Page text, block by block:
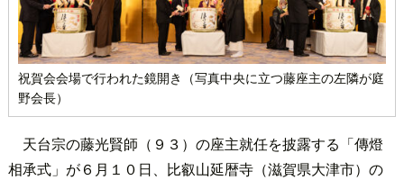
祝賀会会場で行われた鏡開き（写真中央に立つ藤座主の左隣が庭
野会長）
天台宗の藤光賢師（９３）の座主就任を披露する「傳燈
相承式」が６月１０日、比叡山延暦寺（滋賀県大津市）の